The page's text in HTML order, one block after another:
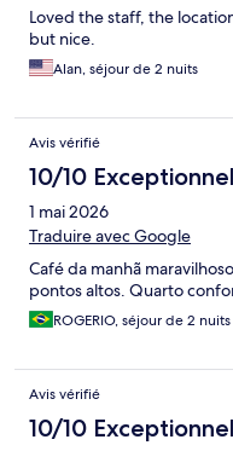
Loved the staff, the
but nice.
Alan, séjour de 2 nuits
Avis vérifié
10/10 Exceptionnel
1 mai 2026
Traduire avec Google
Café da manhã
pontos altos. Quarto
ROGERIO, séjour de 2 nuits
Avis vérifié
10/10 Exceptionnel